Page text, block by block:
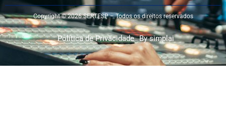
Copyright © 2026 SERTESP – Todos os direitos reservados
Política de Privacidade By simplai